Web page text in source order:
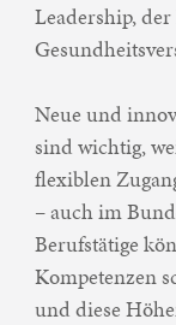
Leadership,
Neue und
sind wichtig,
flexiblen
– auch im
Berufstätige
Kompetenzen
und diese